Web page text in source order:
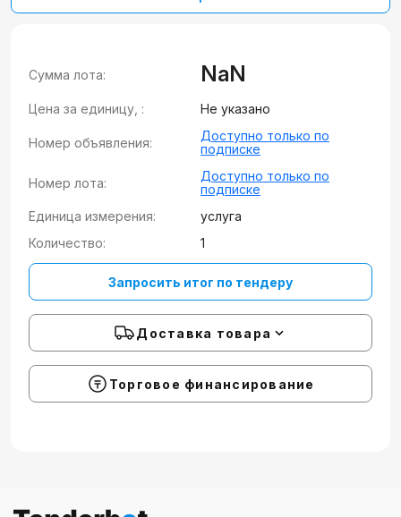
Сумма лота: NaN
Цена за единицу, : Не указано
Номер объявления:
Доступно только по
подписке
Номер лота:
Доступно только по
подписке
Единица измерения:
услуга
Количество:
1
Запросить итог по тендеру
Доставка товара
Торговое финансирование